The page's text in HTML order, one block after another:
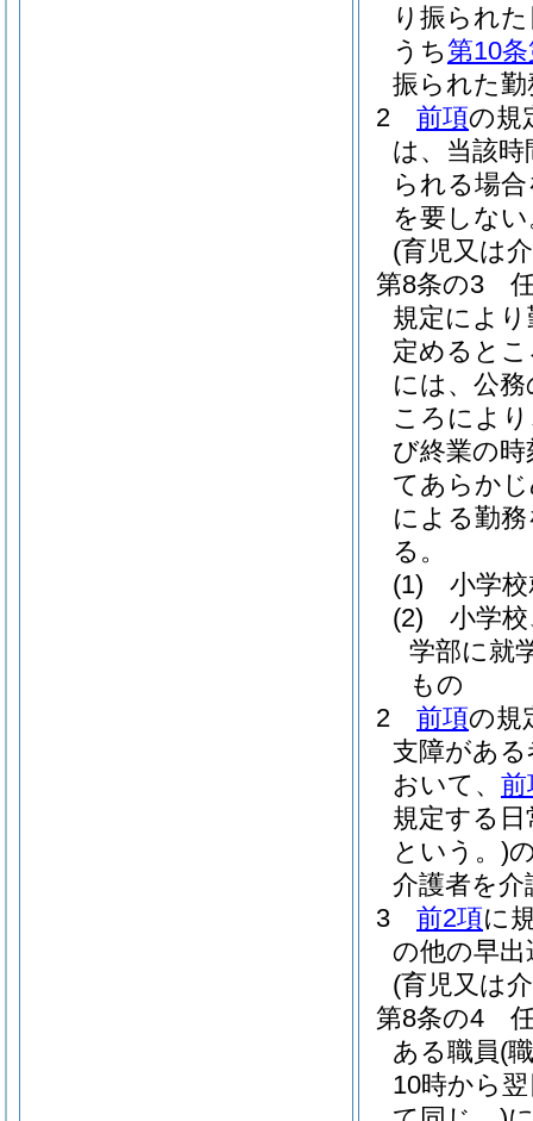
り振られ
うち第10
振られた
2
前項の規
は、当該
られる場
を要しな
(育児又は
第8条の3
規定によ
定めると
には、公
ころによ
び終業の
てあらか
による勤
る。
(1)
小学
(2)
小学
学部に就
もの
2
前項の規
支障があ
おいて、 前
規定する
という。)
介護者を
3
前2項に
の他の早
(育児又は
第8条の4
ある職員(
10時から